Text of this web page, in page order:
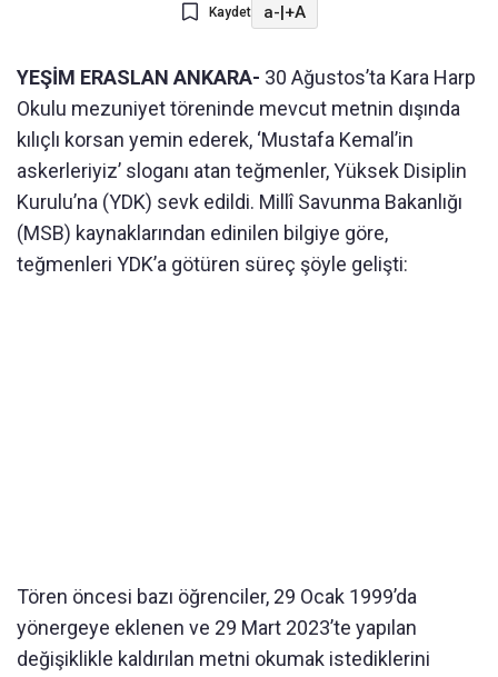
Kaydet a-|+A
YEŞİM ERASLAN ANKARA- 30 Ağustos’ta Kara Harp
Okulu mezuniyet töreninde mevcut metnin dışında
kılıçlı korsan yemin ederek, ‘Mustafa Kemal’in
askerleriyiz’ sloganı atan teğmenler, Yüksek Disiplin
Kurulu’na (YDK) sevk edildi. Millî Savunma Bakanlığı
(MSB) kaynaklarından edinilen bilgiye göre,
teğmenleri YDK’a götüren süreç şöyle gelişti:
Tören öncesi bazı öğrenciler, 29 Ocak 1999’da
yönergeye eklenen ve 29 Mart 2023’te yapılan
değişiklikle kaldırılan metni okumak istediklerini